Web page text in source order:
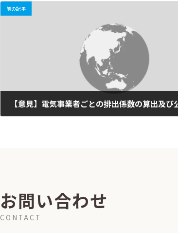
前の記事
お問い合わせ
CONTACT